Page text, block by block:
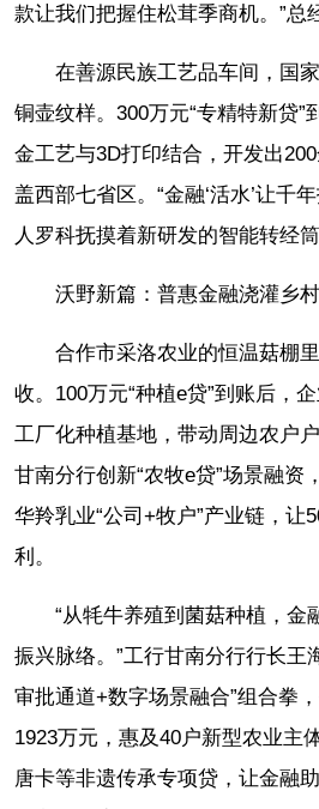
款让我们把握住松茸季商机。”总
在善源民族工艺品车间，国
铜壶纹样。300万元“专精特新贷”
金工艺与3D打印结合，开发出
盖西部七省区。“金融‘活水’让千
人罗科抚摸着新研发的智能转经
沃野新篇：普惠金融浇灌乡
合作市采洛农业的恒温菇棚
收。100万元“种植e贷”到账后，
工厂化种植基地，带动周边农户
甘南分行创新“农牧e贷”场景融资
华羚乳业“公司+牧户”产业链，让
利。
“从牦牛养殖到菌菇种植，金
振兴脉络。”工行甘南分行行长王
审批通道+数字场景融合”组合拳
1923万元，惠及40户新型农业主
唐卡等非遗传承专项贷，让金融